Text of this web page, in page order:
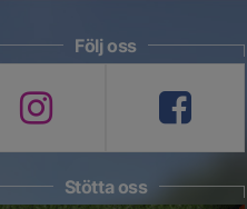
Följ oss
Stötta oss